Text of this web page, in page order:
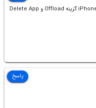
چرا تو قسمت iPhone Storage گزینه Offload و Delete App
پاسخ